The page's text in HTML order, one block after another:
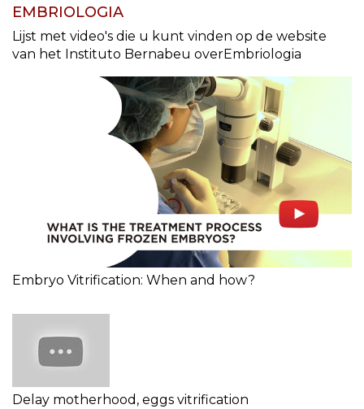
EMBRIOLOGIA
Lijst met video's die u kunt vinden op de website
van het Instituto Bernabeu overEmbriologia
Embryo Vitrification: When and how?
Delay motherhood, eggs vitrification